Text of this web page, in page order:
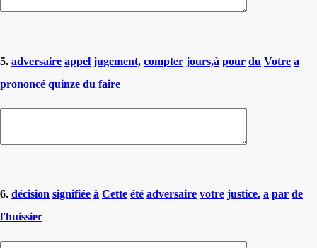
5. adversaire appel jugement, compter jours,à pour du Votre a
prononcé quinze du faire
6. décision signifiée à Cette été adversaire votre justice. a par de
l'huissier